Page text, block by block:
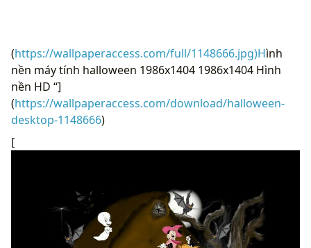
(https://wallpaperaccess.com/full/1148666.jpg)Hình
nền máy tính halloween 1986x1404 1986x1404 Hình
nền HD “]
(https://wallpaperaccess.com/download/halloween-
desktop-1148666)
[